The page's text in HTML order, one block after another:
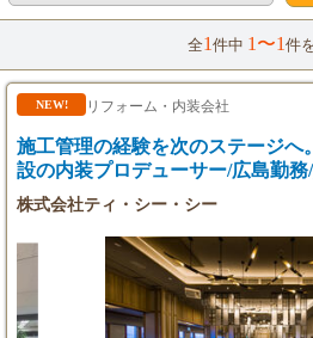
全1 件中 1〜1 件
NEW! リフォーム・内装会社
施工管理の経験を次のステージへ
設の内装プロデューサー/広島勤務
株式会社ティ・シー・シー